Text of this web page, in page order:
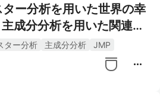
ー分析を用いた世界の幸
成分分析を用いた関連性
ター分析 主成分分析 JMP
more_horiz